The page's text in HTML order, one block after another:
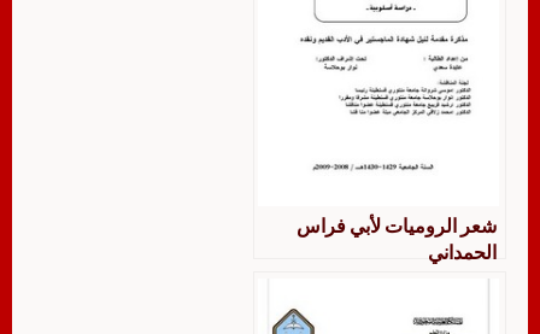
شعر الروميات لأبي فراس
الحمداني